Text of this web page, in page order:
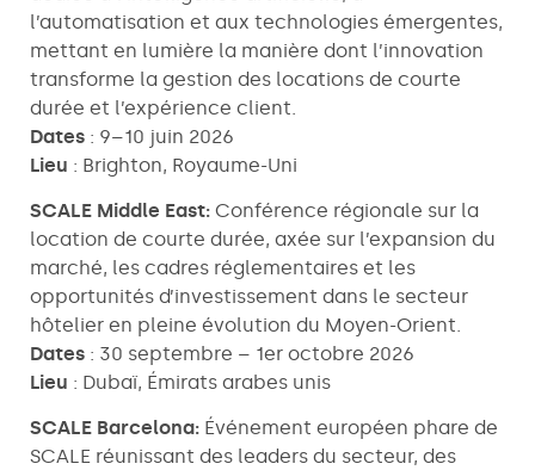
l’automatisation et aux technologies émergentes,
mettant en lumière la manière dont l’innovation
transforme la gestion des locations de courte
durée et l’expérience client.
Dates : 9–10 juin 2026
Lieu : Brighton, Royaume-Uni
SCALE Middle East: Conférence régionale sur la
location de courte durée, axée sur l’expansion du
marché, les cadres réglementaires et les
opportunités d’investissement dans le secteur
hôtelier en pleine évolution du Moyen-Orient.
Dates : 30 septembre – 1er octobre 2026
Lieu : Dubaï, Émirats arabes unis
SCALE Barcelona: Événement européen phare de
SCALE réunissant des leaders du secteur, des